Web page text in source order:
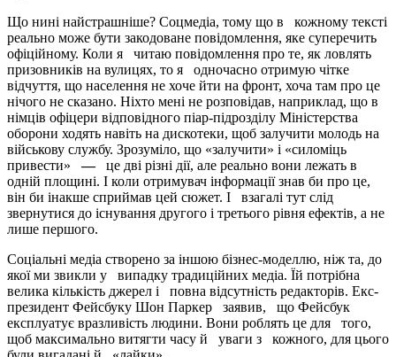
Що нині найстрашніше? Соцмедіа, тому що в кожному тексті
реально може бути закодоване повідомлення, яке суперечить
офіційному. Коли я читаю повідомлення про те, як ловлять
призовників на вулицях, то я одночасно отримую чітке
відчуття, що населення не хоче йти на фронт, хоча там про це
нічого не сказано. Ніхто мені не розповідав, наприклад, що в
німців офіцери відповідного піар-підрозділу Міністерства
оборони ходять навіть на дискотеки, щоб залучити молодь на
військову службу. Зрозуміло, що «залучити» і «силоміць
привести» — це дві різні дії, але реально вони лежать в
одній площині. І коли отримувач інформації знав би про це,
він би інакше сприймав цей сюжет. І взагалі тут слід
звернутися до існування другого і третього рівня ефектів, а не
лише першого.
Соціальні медіа створено за іншою бізнес-моделлю, ніж та, до
якої ми звикли у випадку традиційних медіа. Їй потрібна
велика кількість джерел і повна відсутність редакторів. Екс-
президент Фейсбуку Шон Паркер заявив, що Фейсбук
експлуатує вразливість людини. Вони роблять це для того,
щоб максимально витягти часу й уваги з кожного, для цього